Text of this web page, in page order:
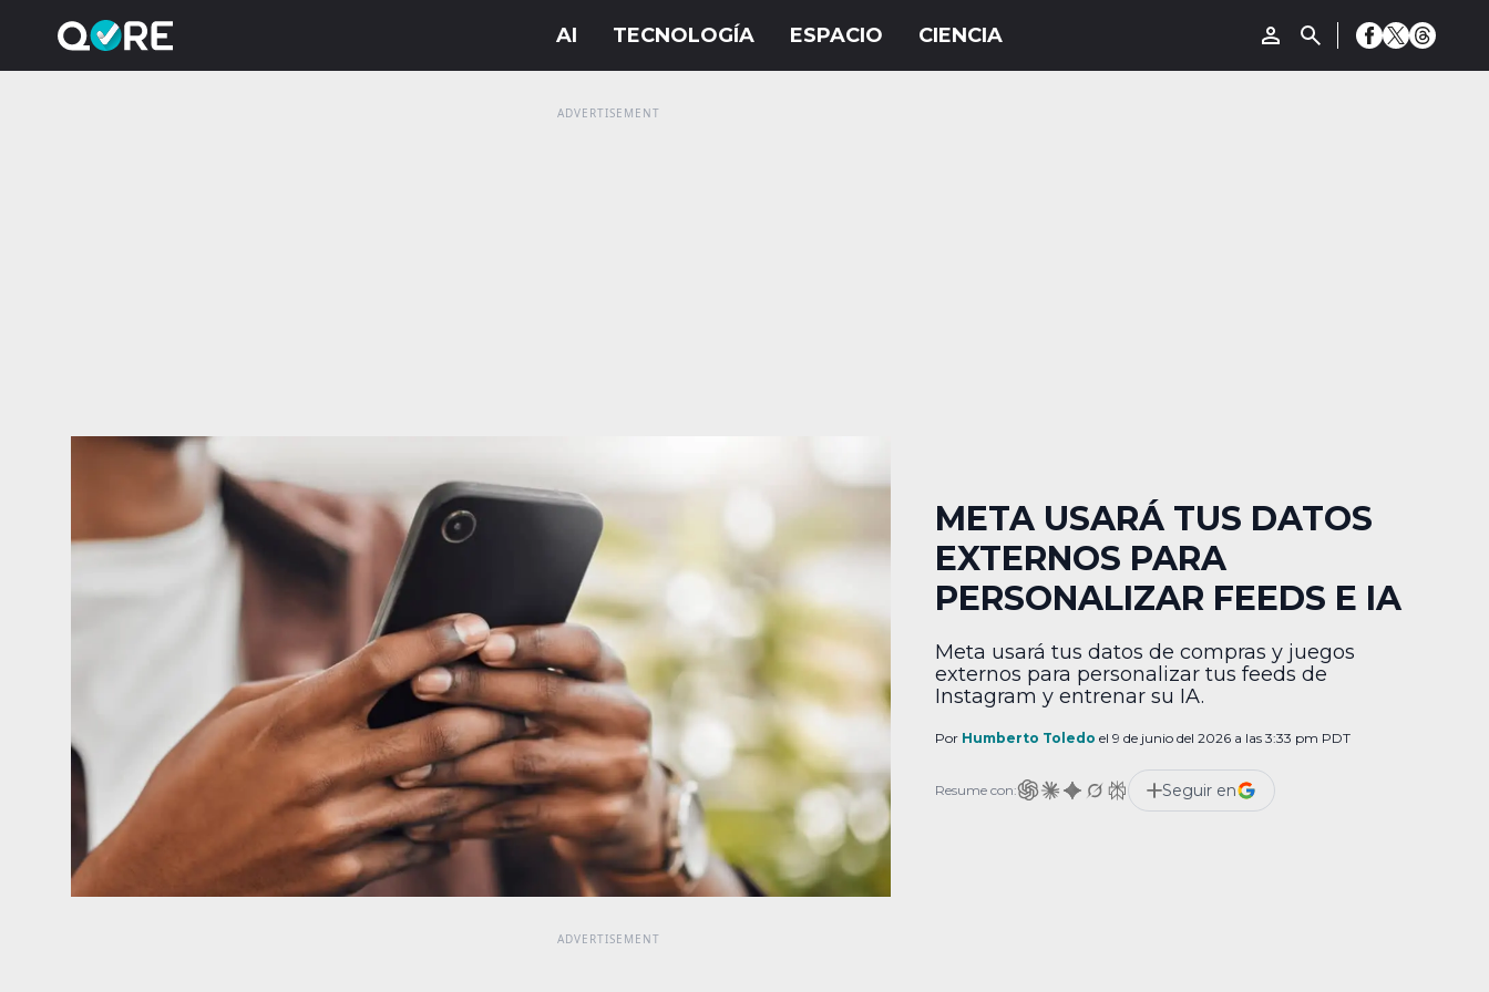
META USARÁ TUS DATOS
EXTERNOS PARA
PERSONALIZAR FEEDS E IA
Meta usará tus datos de compras y juegos
externos para personalizar tus feeds de
Instagram y entrenar su IA.
Por Humberto Toledo el 9 de junio del 2026 a las 3:33 pm PDT
Resume con: Seguir en